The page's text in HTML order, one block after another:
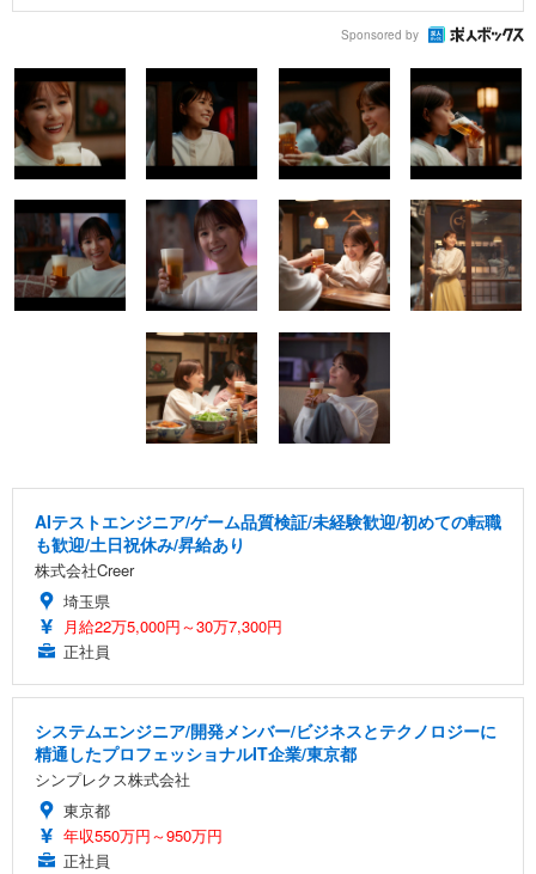
Sponsored by
AIテストエンジニア/ゲーム品質検証/未経験歓迎/初めての転職
も歓迎/土日祝休み/昇給あり
株式会社Creer
埼玉県
月給22万5,000円～30万7,300円
正社員
システムエンジニア/開発メンバー/ビジネスとテクノロジーに
精通したプロフェッショナルIT企業/東京都
シンプレクス株式会社
東京都
年収550万円～950万円
正社員